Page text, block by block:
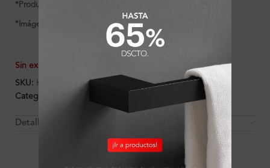
*Producto pr?ximo en llegar
*Imágenes referenciales
Sin existencias
SKU: K140214
Categorías:
Detalles y Material